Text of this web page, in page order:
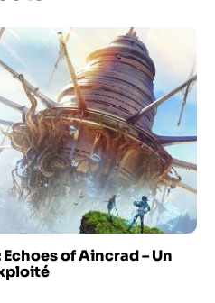
of Aincrad – Un